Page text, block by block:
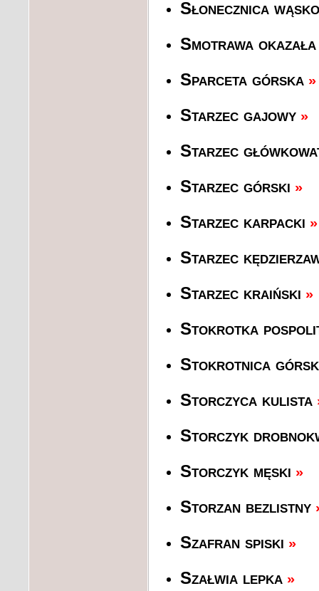
Słonecznica
Smotrawa okazała
Sparceta górska »
Starzec gajowy »
Starzec
Starzec górski »
Starzec karpacki »
Starzec
Starzec kraiński »
Stokrotka
Stokrotnica
Storczyca kulista
Storczyk
Storczyk męski »
Storzan bezlistny
Szafran spiski »
Szałwia lepka »